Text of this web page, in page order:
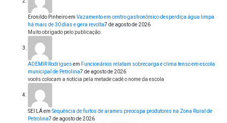
Eronildo Pinheiroem Vazamento em centro gastronômico desperdiça água limpa
há mais de 30 dias e gera revolta7 de agosto de 2026
Muito obrigado pelo publicação.
ADEMIR Rodrigues em Funcionários relatam sobrecarga e clima tenso em escola
municipal de Petrolina7 de agosto de 2026
vocês colocam a notícia pela metade cadê o nome da escola
SEI LÁem Sequência de furtos de arames preocupa produtores na Zona Rural de
Petrolina7 de agosto de 2026